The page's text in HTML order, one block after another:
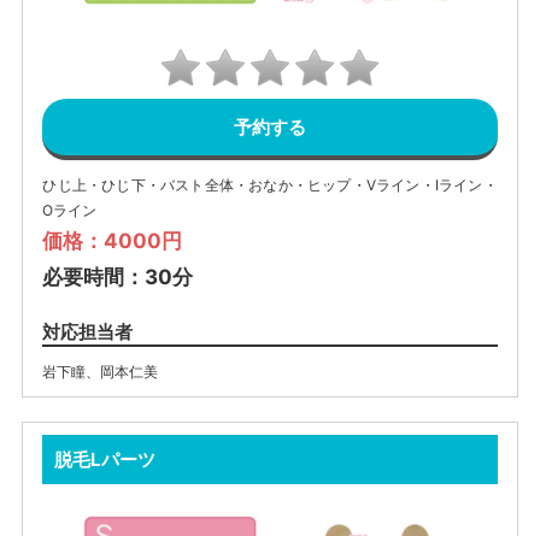
予約する
ひじ上・ひじ下・バスト全体・おなか・ヒップ・Vライン・Iライン・
Oライン
価格：4000円
必要時間：30分
対応担当者
岩下瞳 岡本仁美
脱毛Lパーツ